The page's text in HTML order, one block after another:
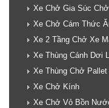
Xe Chở Gia Súc
Xe Chở Cám Thức
Xe 2 Tầng Chở Xe
Xe Thùng Cánh Dơi
Xe Thùng Chở
Xe Chở Kính
Xe Chở Vỏ Bồn